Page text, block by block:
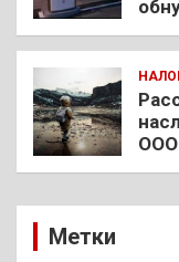
ООО
Метки